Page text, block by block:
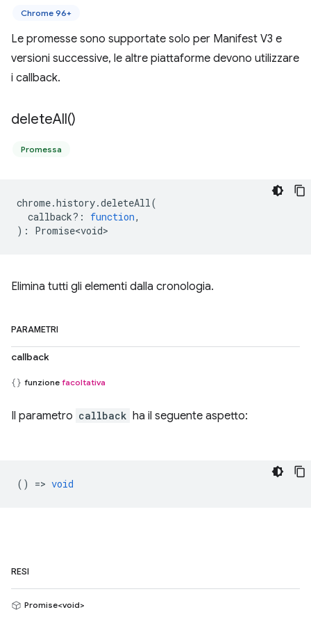
Chrome 96+
Le promesse sono supportate solo per Manifest V3 e
versioni successive, le altre piattaforme devono utilizzare
i callback.
deleteAll()
Promessa
chrome.history.deleteAll(
callback? : function,
) : Promise<void>
Elimina tutti gli elementi dalla cronologia.
PARAMETRI
callback
funzione facoltativa
Il parametro callback ha il seguente aspetto:
() => void
RESI
Promise<void>